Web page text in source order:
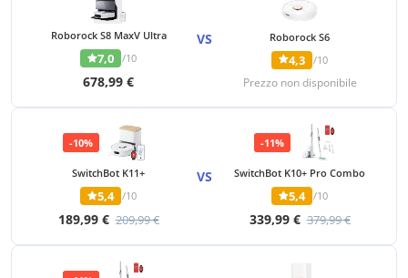
Roborock S8 MaxV Ultra
7,0 /10
678,99 €
VS Roborock S6
4,3 /10
Prezzo non disponibile
-10%
SwitchBot K11+
5,4 /10
189,99 € 209,99 €
VS
-11%
SwitchBot K10+ Pro Combo
5,4 /10
339,99 € 379,99 €